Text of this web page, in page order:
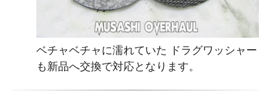
ベチャベチャに濡れていた ドラグワッシャー
も新品へ交換で対応となります。